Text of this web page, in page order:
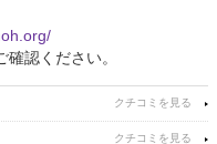
認ください。